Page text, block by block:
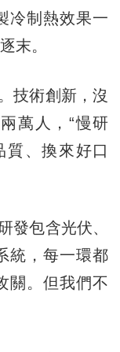
冷制熱效果一
末。
技術創新，沒
萬人，“慢研
質、換來好口
包含光伏、
統，每一環都
關。但我們不